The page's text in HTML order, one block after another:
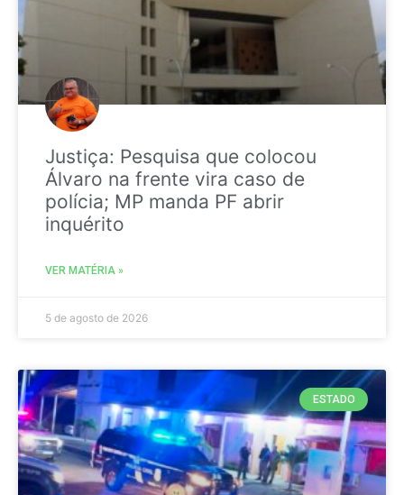
Justiça: Pesquisa que colocou
Álvaro na frente vira caso de
polícia; MP manda PF abrir
inquérito
VER MATÉRIA »
5 de agosto de 2026
ESTADO